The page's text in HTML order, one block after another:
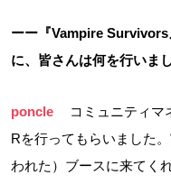
ーー『Vampire
に、皆さんは何を行いまし
poncle
コミュニティマ
Rを行ってもらいました
われた）ブースに来てく